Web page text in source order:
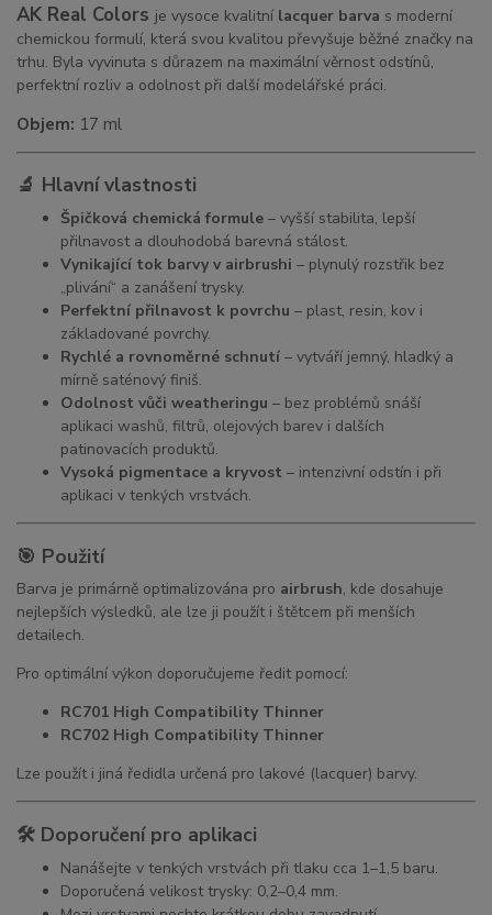
AK Real Colors je vysoce kvalitní lacquer barva s moderní
chemickou formulí, která svou kvalitou převyšuje běžné značky na
trhu. Byla vyvinuta s důrazem na maximální věrnost odstínů,
perfektní rozliv a odolnost při další modelářské práci.
Objem: 17 ml
🔬 Hlavní vlastnosti
Špičková chemická formule – vyšší stabilita, lepší
přilnavost a dlouhodobá barevná stálost.
Vynikající tok barvy v airbrushi – plynulý rozstřik bez
„plivání“ a zanášení trysky.
Perfektní přilnavost k povrchu – plast, resin, kov i
základované povrchy.
Rychlé a rovnoměrné schnutí – vytváří jemný, hladký a
mírně saténový finiš.
Odolnost vůči weatheringu – bez problémů snáší
aplikaci washů, filtrů, olejových barev i dalších
patinovacích produktů.
Vysoká pigmentace a kryvost – intenzivní odstín i při
aplikaci v tenkých vrstvách.
🎯 Použití
Barva je primárně optimalizována pro airbrush, kde dosahuje
nejlepších výsledků, ale lze ji použít i štětcem při menších
detailech.
Pro optimální výkon doporučujeme ředit pomocí:
RC701 High Compatibility Thinner
RC702 High Compatibility Thinner
Lze použít i jiná ředidla určená pro lakové (lacquer) barvy.
🛠 Doporučení pro aplikaci
Nanášejte v tenkých vrstvách při tlaku cca 1–1,5 baru.
Doporučená velikost trysky: 0,2–0,4 mm.